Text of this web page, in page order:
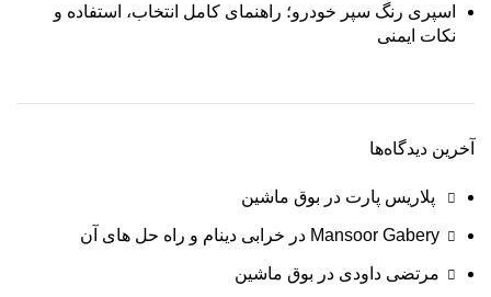
اسپری رنگ سپر خودرو؛ راهنمای کامل انتخاب، استفاده و
نکات ایمنی
آخرین دیدگاه‌ها
پلاریس پارت در بوق ماشین
Mansoor Gabery در خرابی دینام و راه حل های آن
مرتضی داودی در بوق ماشین